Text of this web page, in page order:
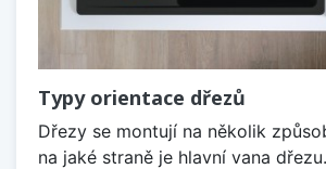
Typy orientace dřezů
Dřezy se montují na několik
na jaké straně je hlavní vana